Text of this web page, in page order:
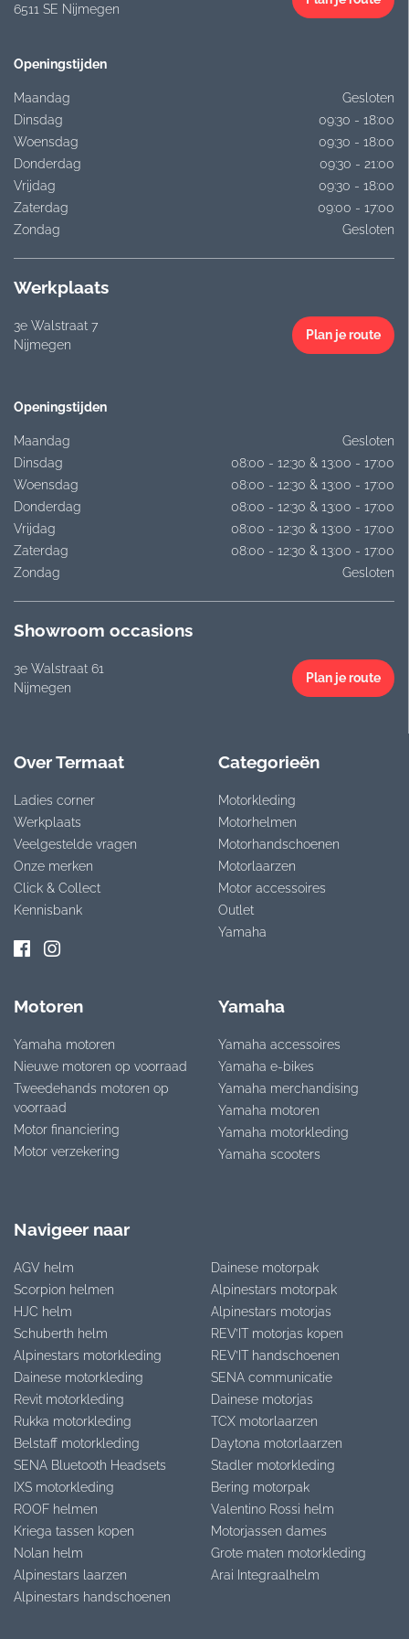
6511 SE Nijmegen
Openingstijden
Maandag
Gesloten
Dinsdag
09:30 - 18:00
Woensdag
09:30 - 18:00
Donderdag
09:30 - 21:00
Vrijdag
09:30 - 18:00
Zaterdag
09:00 - 17:00
Zondag
Gesloten
Werkplaats
3e Walstraat 7
Nijmegen
Plan je route
Openingstijden
Maandag
Gesloten
Dinsdag
08:00 - 12:30 & 13:00 - 17:00
Woensdag
08:00 - 12:30 & 13:00 - 17:00
Donderdag
08:00 - 12:30 & 13:00 - 17:00
Vrijdag
08:00 - 12:30 & 13:00 - 17:00
Zaterdag
08:00 - 12:30 & 13:00 - 17:00
Zondag
Gesloten
Showroom occasions
3e Walstraat 61
Nijmegen
Plan je route
Over Termaat
Ladies corner
Werkplaats
Veelgestelde vragen
Onze merken
Click & Collect
Kennisbank
Categorieën
Motorkleding
Motorhelmen
Motorhandschoenen
Motorlaarzen
Motor accessoires
Outlet
Yamaha
Motoren
Yamaha motoren
Nieuwe motoren op voorraad
Tweedehands motoren op
voorraad
Motor financiering
Motor verzekering
Yamaha
Yamaha accessoires
Yamaha e-bikes
Yamaha merchandising
Yamaha motoren
Yamaha motorkleding
Yamaha scooters
Navigeer naar
AGV helm
Scorpion helmen
HJC helm
Schuberth helm
Alpinestars motorkleding
Dainese motorkleding
Revit motorkleding
Rukka motorkleding
Belstaff motorkleding
SENA Bluetooth Headsets
IXS motorkleding
ROOF helmen
Kriega tassen kopen
Nolan helm
Alpinestars laarzen
Alpinestars handschoenen
Dainese motorpak
Alpinestars motorpak
Alpinestars motorjas
REV’IT motorjas kopen
REV’IT handschoenen
SENA communicatie
Dainese motorjas
TCX motorlaarzen
Daytona motorlaarzen
Stadler motorkleding
Bering motorpak
Valentino Rossi helm
Motorjassen dames
Grote maten motorkleding
Arai Integraalhelm